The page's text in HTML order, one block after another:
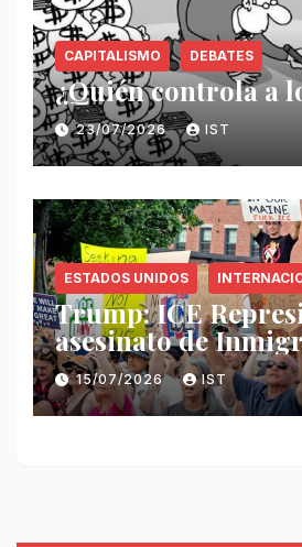
CAPITALISMO DEBATES
¿Quién controla a
23/07/2026 IST
ESTADOS UNIDOS
Trump: ICE
asesinato de
15/07/2026 IST